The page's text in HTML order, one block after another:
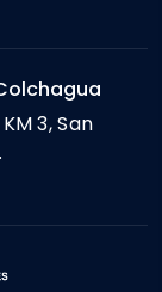
3, San